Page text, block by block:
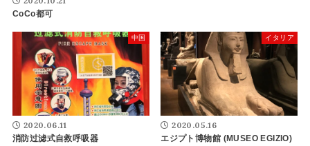
CoCo都可
中国
2020.06.11
消防过滤式自救呼吸器
イタリア
2020.05.16
エジプト博物館 (MUSEO EGIZIO)